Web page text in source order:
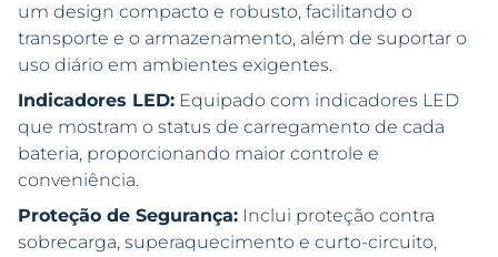
um design compacto e robusto, facilitando o
transporte e o armazenamento, além de suportar o
uso diário em ambientes exigentes.
Indicadores LED: Equipado com indicadores LED
que mostram o status de carregamento de cada
bateria, proporcionando maior controle e
conveniência.
Proteção de Segurança: Inclui proteção contra
sobrecarga, superaquecimento e curto-circuito,